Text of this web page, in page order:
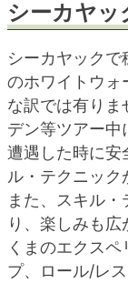
blog
シーカヤ
シーカヤックで
のホワイトウォ
な訳では有りま
デン等ツアー中
遭遇した時に安
ル・テクニック
また、スキル
り、楽しみも広
くまのエクス
プ、ロール/レ